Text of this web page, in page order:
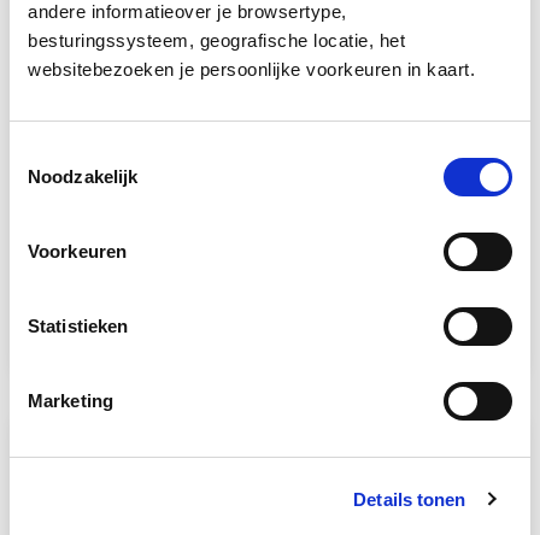
andere informatieover je browsertype,
besturingssysteem, geografische locatie, het
websitebezoeken je persoonlijke voorkeuren in kaart.
Noodzakelijk
Voorkeuren
Statistieken
Marketing
Details tonen
Verenigingen
Groepen en verenigingen zijn tijdens onze